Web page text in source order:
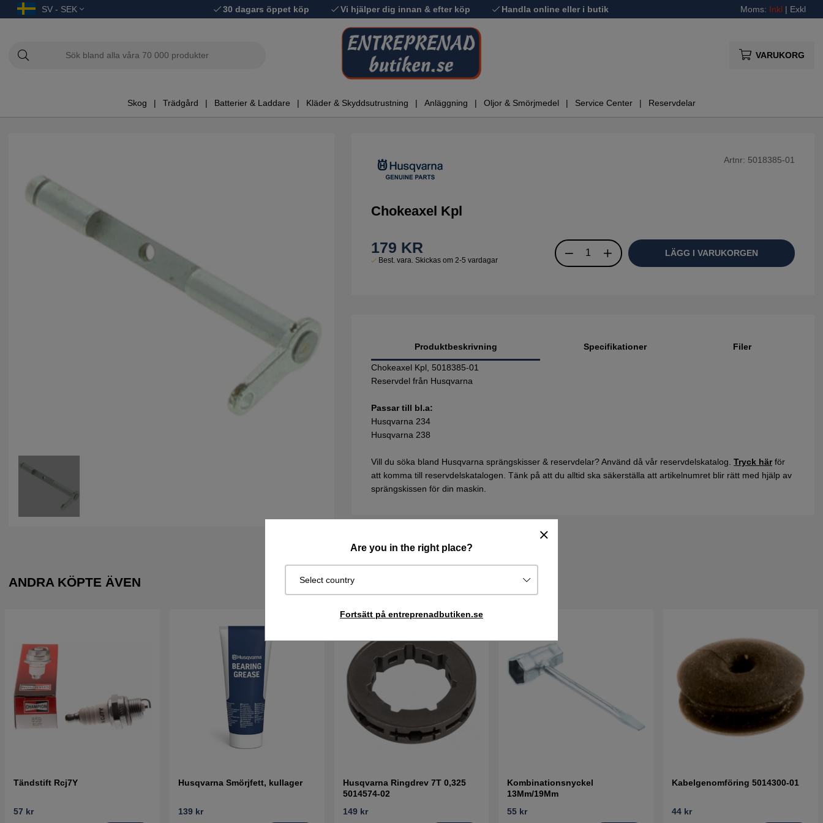
SV - SEK 30 dagars öppet köp Vi hjälper dig innan & efter köp Handla online eller i butik Moms: Inkl | Exkl
VARUKORG
Skog Trädgård Batterier & Laddare Kläder & Skyddsutrustning Anläggning Oljor & Smörjmedel Service Center Reservdelar
Are you in the right place?
Select country
Fortsätt på entreprenadbutiken.se
Artnr: 5018385-01
Chokeaxel Kpl
179 KR
Best. vara. Skickas om 2-5 vardagar
LÄGG I VARUKORGEN
Produktbeskrivning
Chokeaxel Kpl, 5018385-01
Reservdel från Husqvarna
Passar till bl.a:
Husqvarna 234
Husqvarna 238
Vill du söka bland Husqvarna sprängskisser & reservdelar? Använd då vår reservdelskatalog. Tryck härför
att komma till reservdelskatalogen. Tänk på att du alltid ska säkerställa att artikelnumret blir rätt med hjälp av
sprängskissen för din maskin.
Specifikationer Filer
ANDRA KÖPTE ÄVEN
Tändstift Rcj7Y
57 kr
Husqvarna Smörjfett, kullager
139 kr
Husqvarna Ringdrev 7T 0,325
5014574-02
149 kr
Kombinationsnyckel
13Mm/19Mm
55 kr
Kabelgenomföring 5014300-01
44 kr